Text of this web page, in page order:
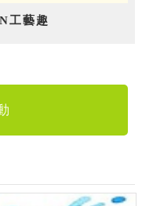
工藝趣